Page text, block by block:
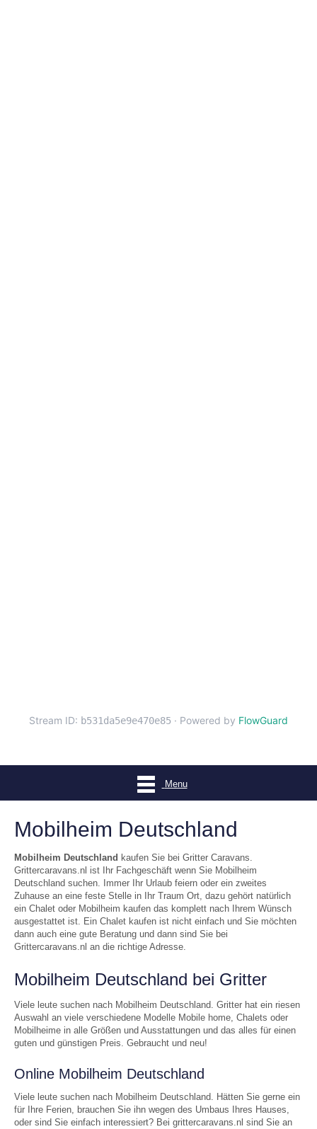
Menu
Mobilheim Deutschland
Mobilheim Deutschland kaufen Sie bei Gritter Caravans.
Grittercaravans.nl ist Ihr Fachgeschäft wenn Sie Mobilheim
Deutschland suchen. Immer Ihr Urlaub feiern oder ein zweites
Zuhause an eine feste Stelle in Ihr Traum Ort, dazu gehört natürlich
ein Chalet oder Mobilheim kaufen das komplett nach Ihrem Wünsch
ausgestattet ist. Ein Chalet kaufen ist nicht einfach und Sie möchten
dann auch eine gute Beratung und dann sind Sie bei
Grittercaravans.nl an die richtige Adresse.
Mobilheim Deutschland bei Gritter
Viele leute suchen nach Mobilheim Deutschland. Gritter hat ein riesen
Auswahl an viele verschiedene Modelle Mobile home, Chalets oder
Mobilheime in alle Größen und Ausstattungen und das alles für einen
guten und günstigen Preis. Gebraucht und neu!
Online Mobilheim Deutschland
Viele leute suchen nach Mobilheim Deutschland. Hätten Sie gerne ein
für Ihre Ferien, brauchen Sie ihn wegen des Umbaus Ihres Hauses,
oder sind Sie einfach interessiert? Bei grittercaravans.nl sind Sie an